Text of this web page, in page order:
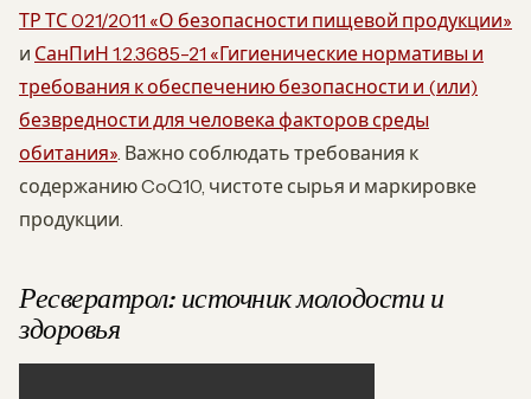
ТР ТС 021/2011 «О безопасности пищевой продукции»
и СанПиН 1.2.3685-21 «Гигиенические нормативы и
требования к обеспечению безопасности и (или)
безвредности для человека факторов среды
обитания». Важно соблюдать требования к
содержанию CoQ10, чистоте сырья и маркировке
продукции.
Ресвератрол: источник молодости и
здоровья